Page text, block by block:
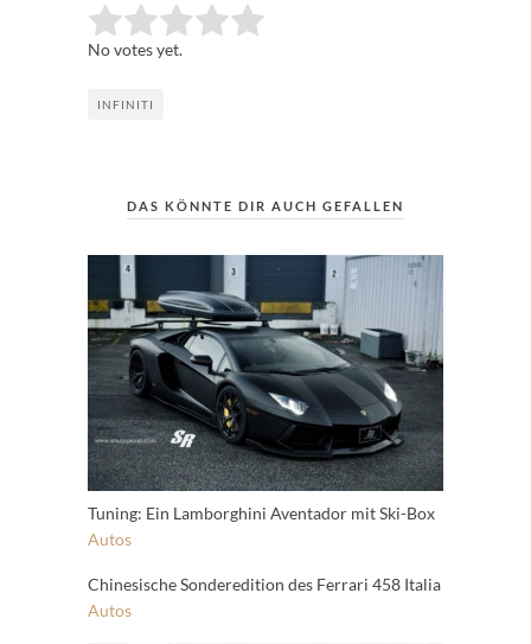
Rate this item: Submit Rating
No votes yet.
INFINITI
DAS KÖNNTE DIR AUCH GEFALLEN
Tuning: Ein Lamborghini Aventador mit Ski-Box
Autos
Chinesische Sonderedition des Ferrari 458 Italia
Autos